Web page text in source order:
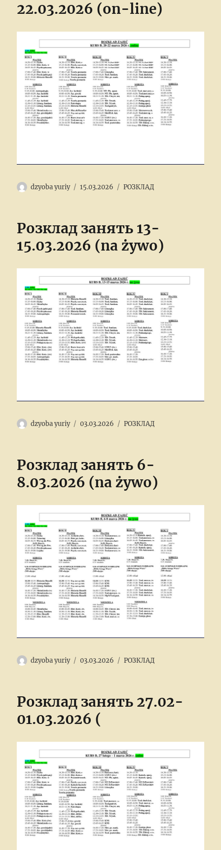
22.03.2026 (on-line)
Author
dzyoba yuriy
Posted
15.03.2026 Categories
РОЗКЛАД
Розклад занять 13-
15.03.2026 (na żywo)
Author
dzyoba yuriy
Posted
03.03.2026 Categories
РОЗКЛАД
Розклад занять 6-
8.03.2026 (na żywo)
Author
dzyoba yuriy
Posted
03.03.2026 Categories
РОЗКЛАД
Розклад занять 27.02-
01.03.2026 (